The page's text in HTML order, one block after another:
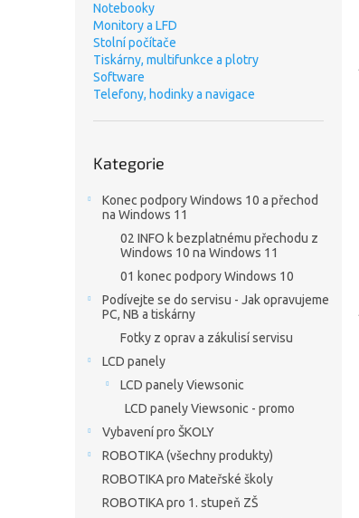
Notebooky
Monitory a LFD
Stolní počítače
Tiskárny, multifunkce a plotry
Software
Telefony, hodinky a navigace
kategorie
Kategorie
Konec podpory Windows 10 a přechod
na Windows 11
02 INFO k bezplatnému přechodu z
Windows 10 na Windows 11
01 konec podpory Windows 10
Podívejte se do servisu - Jak opravujeme
PC, NB a tiskárny
Fotky z oprav a zákulisí servisu
LCD panely
LCD panely Viewsonic
LCD panely Viewsonic - promo
Vybavení pro ŠKOLY
ROBOTIKA (všechny produkty)
ROBOTIKA pro Mateřské školy
ROBOTIKA pro 1. stupeň ZŠ